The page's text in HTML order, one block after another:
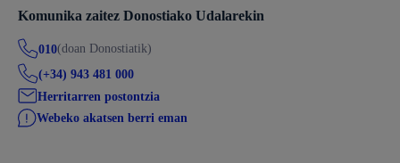
Komunika zaitez Donostiako Udalarekin
010(doan Donostiatik)
(+34) 943 481 000
Herritarren postontzia
Webeko akatsen berri eman